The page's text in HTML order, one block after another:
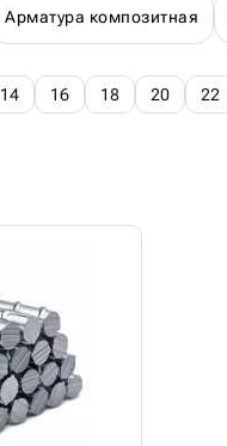
Арматура композитная
14 16 18 20 22